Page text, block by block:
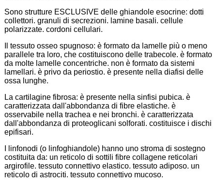
Sono strutture ESCLUSIVE delle ghiandole esocrine: dotti
collettori. granuli di secrezioni. lamine basali. cellule
polarizzate. cordoni cellulari.
Il tessuto osseo spugnoso: è formato da lamelle più o meno
parallele tra loro, che costituiscono delle trabecole. è formato
da molte lamelle concentriche. non è formato da sistemi
lamellari. è privo da periostio. è presente nella diafisi delle
ossa lunghe.
La cartilagine fibrosa: è presente nella sinfisi pubica. è
caratterizzata dall'abbondanza di fibre elastiche. è
osservabile nella trachea e nei bronchi. è caratterizzata
dall'abbondanza di proteoglicani solforati. costituisce i dischi
epifisari.
I linfonodi (o linfoghiandole) hanno uno stroma di sostegno
costituita da: un reticolo di sottili fibre collagene reticolari
argirofile. tessuto connettivo elastico. tessuto adiposo. un
reticolo di astrociti. tessuto connettivo mucoso.